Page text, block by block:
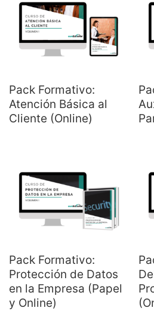
Pack Formativo:
Atención Básica al
Cliente (Online)
Pack Formativo:
Protección de Datos
en la Empresa (Papel
y Online)